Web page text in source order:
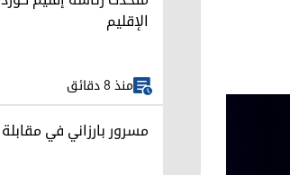
الإقليم
منذ 8 دقائق
مسرور بارزاني في